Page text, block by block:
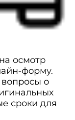
осмотр
форму.
о
сроки для